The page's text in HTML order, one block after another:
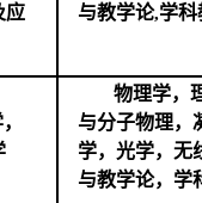
应
与教学论,学
物理学，
与分子物理，
学，光学，无
与教学论，学